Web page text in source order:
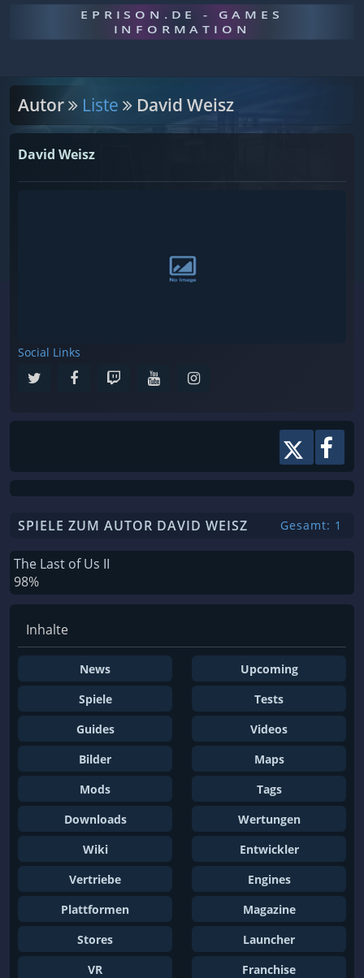
EPRISON.DE - GAMES
INFORMATION
Autor Liste David Weisz
David Weisz
Social Links
SPIELE ZUM AUTOR DAVID WEISZ Gesamt: 1
The Last of Us II
98%
Inhalte
News
Upcoming
Spiele
Tests
Guides
Videos
Bilder
Maps
Mods
Tags
Downloads
Wertungen
Wiki
Entwickler
Vertriebe
Engines
Plattformen
Magazine
Stores
Launcher
VR
Franchise